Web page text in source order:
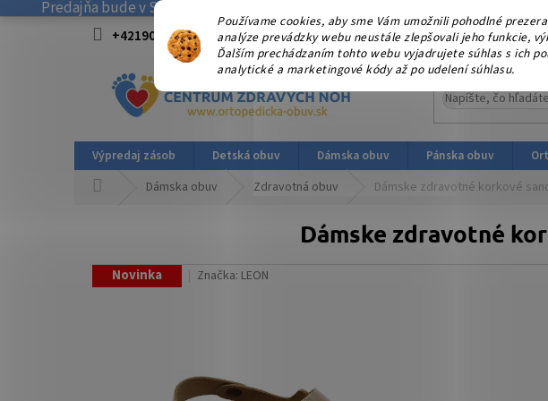
Používame cookies, aby sme Vám umožnili pohodlné
analýze prevádzky webu neustále zlepšovali jeho funkcie,
Ďalším prechádzaním tohto webu vyjadrujete súhlas s ich
analytické a marketingové kódy až po udelení súhlasu.
Predajňa bude v SOBOTU 08.08.2026 ZATVORENÁ! . Ďakujeme, že nás
+421908915827 od 15:00-17:00 hod. info@ortopedicka-obuv.sk
Výpredaj zásob Detská obuv Dámska obuv Pánska obuv
Dámska obuv Zdravotná obuv Dámske zdravotné korkové
Dámske zdravotné
Novinka Značka: LEON